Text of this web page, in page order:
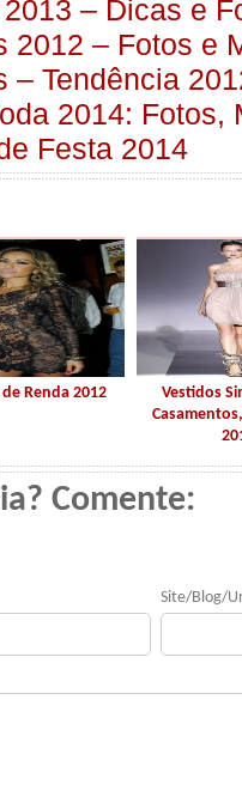
– Dicas e
2012 – Fotos e
– Tendência
2014: Fotos,
Festa 2014
Renda 2012
Vestidos
Comente:
Site/Blog/